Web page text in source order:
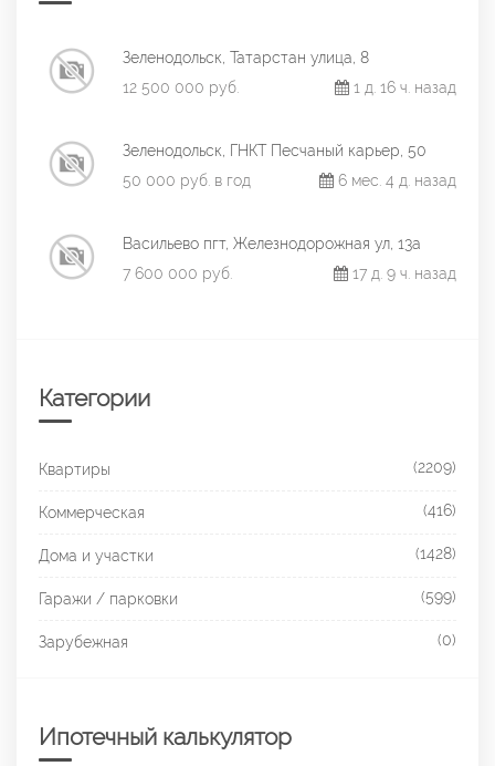
Зеленодольск, Татарстан улица, 8
12 500 000 руб.
1 д. 16 ч. назад
Зеленодольск, ГНКТ Песчаный карьер, 50
50 000 руб. в год
6 мес. 4 д. назад
Васильево пгт, Железнодорожная ул, 13а
7 600 000 руб.
17 д. 9 ч. назад
Категории
Квартиры (2209)
Коммерческая (416)
Дома и участки (1428)
Гаражи / парковки (599)
Зарубежная (0)
Ипотечный калькулятор